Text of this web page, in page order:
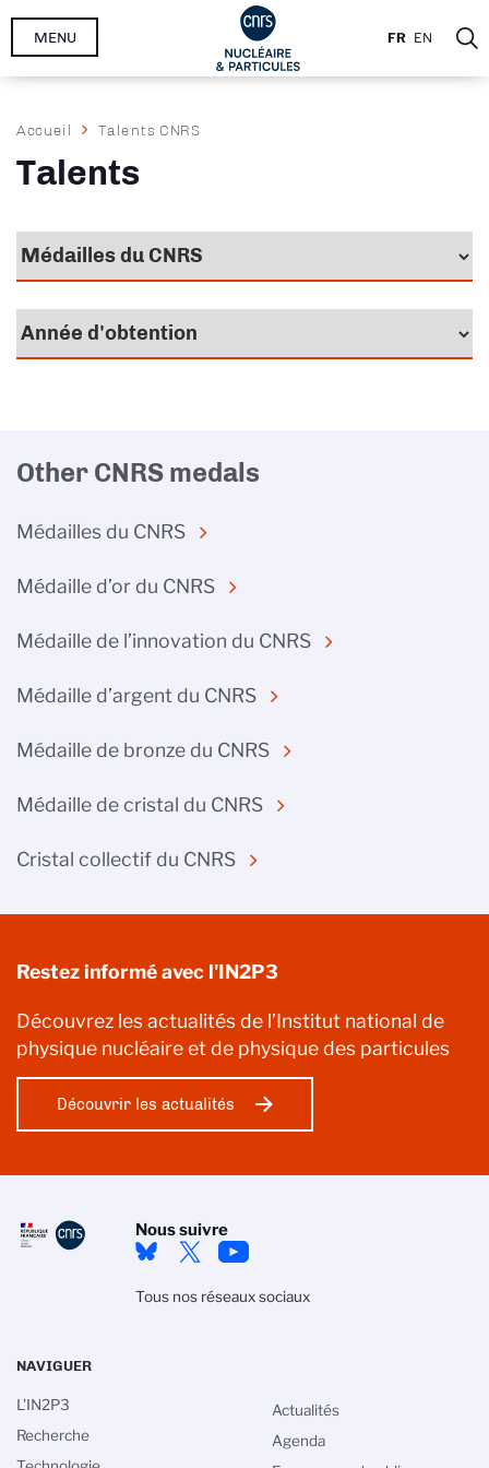
Aller
FR EN
MENU
Fil
d'Ariane
Accueil Talents CNRS
Talents
Other CNRS medals
Médailles du CNRS
Médaille d’or du CNRS
Médaille de l’innovation du CNRS
Médaille d’argent du CNRS
Médaille de bronze du CNRS
Médaille de cristal du CNRS
Cristal collectif du CNRS
Restez informé avec l'IN2P3
Découvrez les actualités de l’Institut national de
physique nucléaire et de physique des particules
Découvrir les actualités
Nous suivre
Tous nos réseaux sociaux
NAVIGUER
L'IN2P3
Recherche
Actualités
Agenda